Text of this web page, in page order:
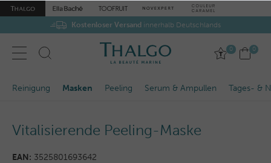
Kostenloser Versand innerhalb Deutschlands
0 0
Reinigung Masken Peeling Serum & Ampullen Tages- &
Vitalisierende Peeling-Maske
EAN: 3525801693642